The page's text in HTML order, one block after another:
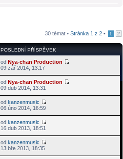
30 témat • Stránka 1 z 2 • 1 2
POSLEDNÍ PŘÍSPĚVEK
odNya-chan Production
09 zář 2014, 13:17
odNya-chan Production
09 dub 2014, 13:31
odkanzenmusic
06 úno 2014, 16:59
odkanzenmusic
16 dub 2013, 18:51
odkanzenmusic
13 bře 2013, 18:35